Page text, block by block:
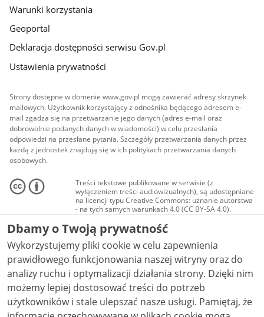
Warunki korzystania
Geoportal
Deklaracja dostępności serwisu Gov.pl
Ustawienia prywatności
Strony dostępne w domenie www.gov.pl mogą zawierać adresy skrzynek
mailowych. Użytkownik korzystający z odnośnika będącego adresem e-
mail zgadza się na przetwarzanie jego danych (adres e-mail oraz
dobrowolnie podanych danych w wiadomości) w celu przesłania
odpowiedzi na przesłane pytania. Szczegóły przetwarzania danych przez
każdą z jednostek znajdują się w ich politykach przetwarzania danych
osobowych.
Treści tekstowe publikowane w serwisie (z
wyłączeniem treści audiowizualnych), są udostępniane
na licencji typu Creative Commons: uznanie autorstwa
- na tych samych warunkach 4.0 (CC BY-SA 4.0).
Materiały audiowizualne, w tym zdjęcia, materiały
audio i wideo, są udostępniane na licencji typu
Creative Commons: uznanie autorstwa użycie
niekomercyjne - bez utworów zależnych 4.0 (CC BY-
NC-ND 4.0), o ile nie jest to stwierdzone inaczej.
Dbamy o Twoją prywatność
Wykorzystujemy pliki cookie w celu zapewnienia
prawidłowego funkcjonowania naszej witryny oraz do
analizy ruchu i optymalizacji działania strony. Dzięki nim
możemy lepiej dostosować treści do potrzeb
użytkowników i stale ulepszać nasze usługi. Pamiętaj, że